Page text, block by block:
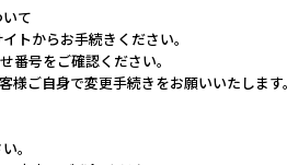
て
トからお手続きください。
番号をご確認ください。
ご自身で変更手続きをお願いいたします。
。